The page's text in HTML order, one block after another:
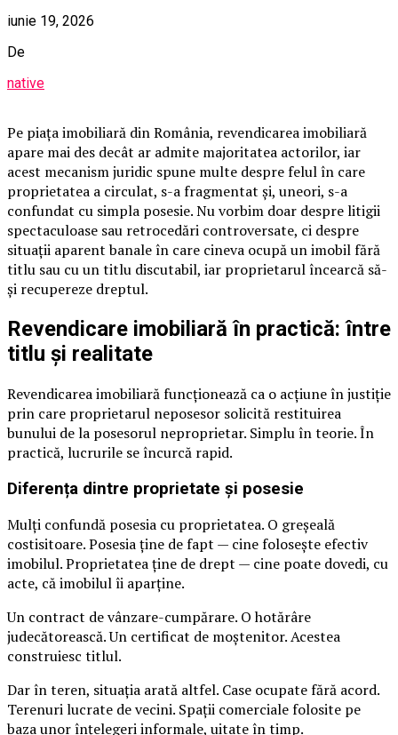
iunie 19, 2026
De
native
Pe piața imobiliară din România, revendicarea imobiliară
apare mai des decât ar admite majoritatea actorilor, iar
acest mecanism juridic spune multe despre felul în care
proprietatea a circulat, s-a fragmentat și, uneori, s-a
confundat cu simpla posesie. Nu vorbim doar despre litigii
spectaculoase sau retrocedări controversate, ci despre
situații aparent banale în care cineva ocupă un imobil fără
titlu sau cu un titlu discutabil, iar proprietarul încearcă să-
și recupereze dreptul.
Revendicare imobiliară în practică: între
titlu și realitate
Revendicarea imobiliară funcționează ca o acțiune în justiție
prin care proprietarul neposesor solicită restituirea
bunului de la posesorul neproprietar. Simplu în teorie. În
practică, lucrurile se încurcă rapid.
Diferența dintre proprietate și posesie
Mulți confundă posesia cu proprietatea. O greșeală
costisitoare. Posesia ține de fapt — cine folosește efectiv
imobilul. Proprietatea ține de drept — cine poate dovedi, cu
acte, că imobilul îi aparține.
Un contract de vânzare-cumpărare. O hotărâre
judecătorească. Un certificat de moștenitor. Acestea
construiesc titlul.
Dar în teren, situația arată altfel. Case ocupate fără acord.
Terenuri lucrate de vecini. Spații comerciale folosite pe
baza unor înțelegeri informale, uitate în timp.